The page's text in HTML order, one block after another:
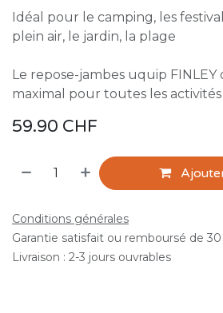
Idéal pour le camping, les
plein air, le jardin, la plage
Le repose-jambes uquip
maximal pour toutes les
59.90 CHF
Conditions générales
Garantie satisfait ou remboursé de
Livraison : 2-3 jours ouvrables